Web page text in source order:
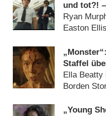
und tot?!
Ryan
Easton
Angeles
Staffel
Ella Beatty
Borden
„Young